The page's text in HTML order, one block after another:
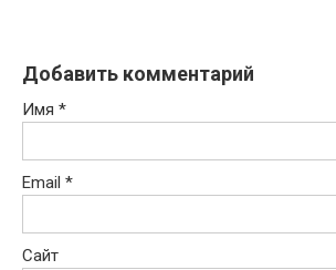
Добавить комментарий
Имя *
Email *
Сайт